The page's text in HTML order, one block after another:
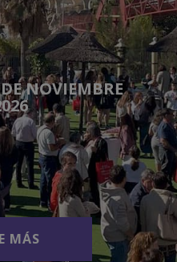
NOVIEMBRE
MÁS
MÁS